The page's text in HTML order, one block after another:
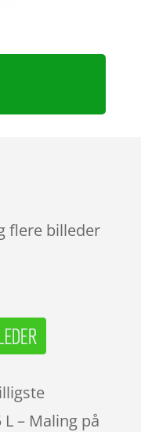
flere billeder
– Maling på